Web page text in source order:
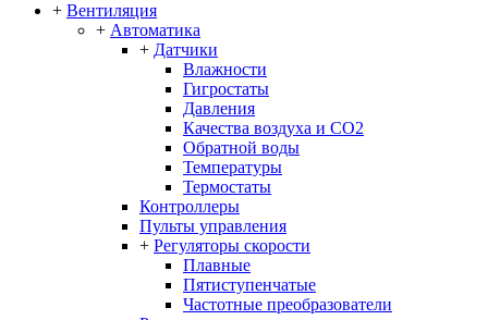
+ Вентиляция
+ Автоматика
+ Датчики
Влажности
Гигростаты
Давления
Качества воздуха и CO2
Обратной воды
Температуры
Термостаты
Контроллеры
Пульты управления
+ Регуляторы скорости
Плавные
Пятиступенчатые
Частотные преобразователи